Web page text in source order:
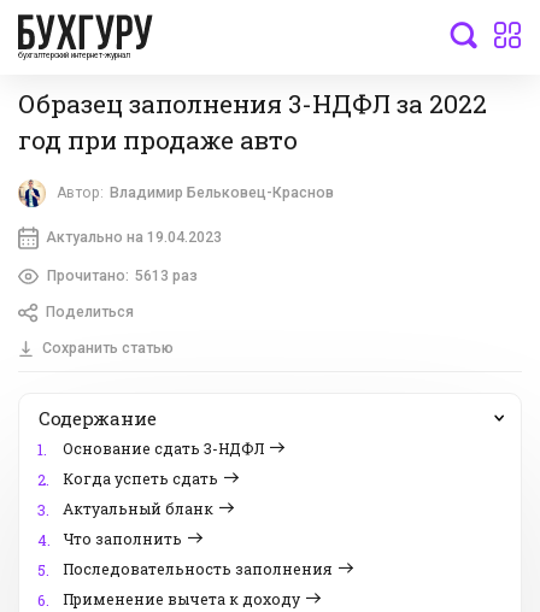
бухгалтерский интернет-журнал
Образец заполнения 3-НДФЛ за 2022
год при продаже авто
Автор: Владимир Бельковец-Краснов
Актуально на 19.04.2023
Прочитано: 5613 раз
Поделиться
Сохранить статью
Содержание
1.
Основание сдать 3-НДФЛ
2.
Когда успеть сдать
3.
Актуальный бланк
4.
Что заполнить
5.
Последовательность заполнения
6.
Применение вычета к доходу